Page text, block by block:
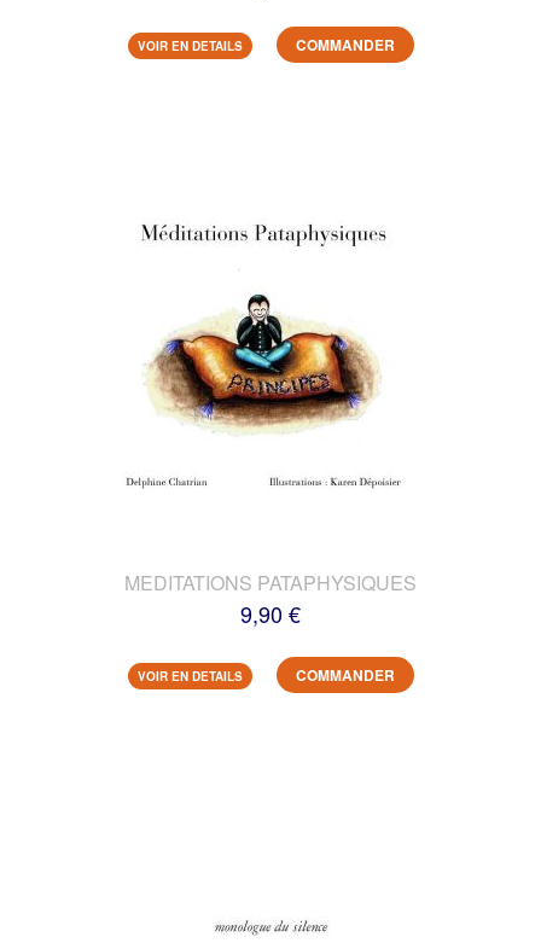
VOIR EN DETAILS COMMANDER
MEDITATIONS PATAPHYSIQUES
9,90 €
VOIR EN DETAILS COMMANDER